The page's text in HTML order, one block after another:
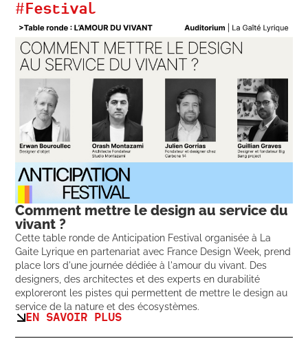
# Festival
Comment mettre le design au service du
vivant ?
Cette table ronde de Anticipation Festival organisée à La
Gaite Lyrique en partenariat avec France Design Week, prend
place lors d'une journée dédiée à l'amour du vivant. Des
designers, des architectes et des experts en durabilité
exploreront les pistes qui permettent de mettre le design au
service de la nature et des écosystèmes.
EN SAVOIR PLUS